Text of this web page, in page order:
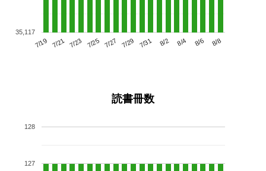
7/19 7/21 7/23 7/25 7/27 7/29 7/31 8/2 8/4 8/6 8/8
35,117
読書冊数
127
128